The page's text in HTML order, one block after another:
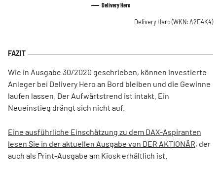
Delivery Hero
Delivery Hero (WKN: A2E4K4)
Wie in Ausgabe 30/2020 geschrieben, können investierte
Anleger bei Delivery Hero an Bord bleiben und die Gewinne
laufen lassen. Der Aufwärtstrend ist intakt. Ein
Neueinstieg drängt sich nicht auf.
Eine ausführliche Einschätzung zu dem DAX-Aspiranten
lesen Sie in der aktuellen Ausgabe von DER AKTIONÄR, der
auch als Print-Ausgabe am Kiosk erhältlich ist.